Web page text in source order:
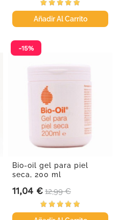
Añadir Al Carrito
Bio-oil gel para piel
seca, 200 ml
Precio
11,04 € Precio base
12,99 €
-15%